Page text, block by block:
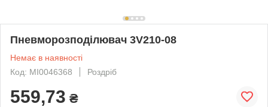
Пневморозподілювач 3V210-08
Немає в наявності
Код: MI0046368
Роздріб
559,73 ₴